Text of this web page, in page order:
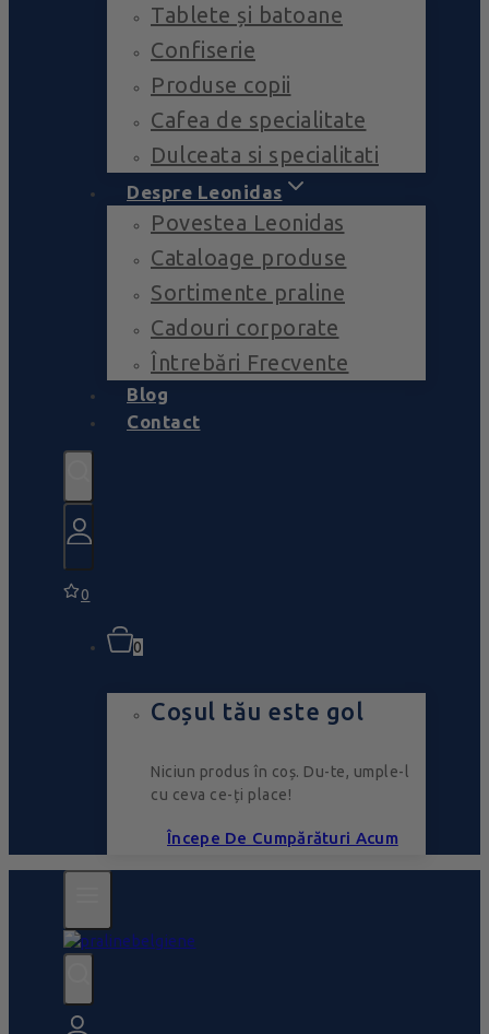
Tablete și batoane
Confiserie
Produse copii
Cafea de specialitate
Dulceata si specialitati
Despre Leonidas
Povestea Leonidas
Cataloage produse
Sortimente praline
Cadouri corporate
Întrebări Frecvente
Blog
Contact
0
0
Coșul tău este gol
Niciun produs în coș. Du-te, umple-l
cu ceva ce-ți place!
Începe De Cumpărături Acum